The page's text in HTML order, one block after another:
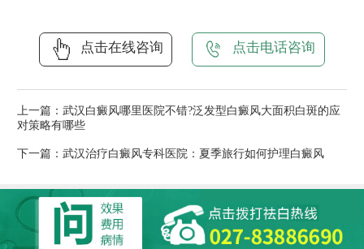
点击在线咨询 点击电话咨询
上一篇： 武汉白癜风哪里医院不错?泛发型白癜风大面积白斑的应
对策略有哪些
下一篇： 武汉治疗白癜风专科医院：夏季旅行如何护理白癜风